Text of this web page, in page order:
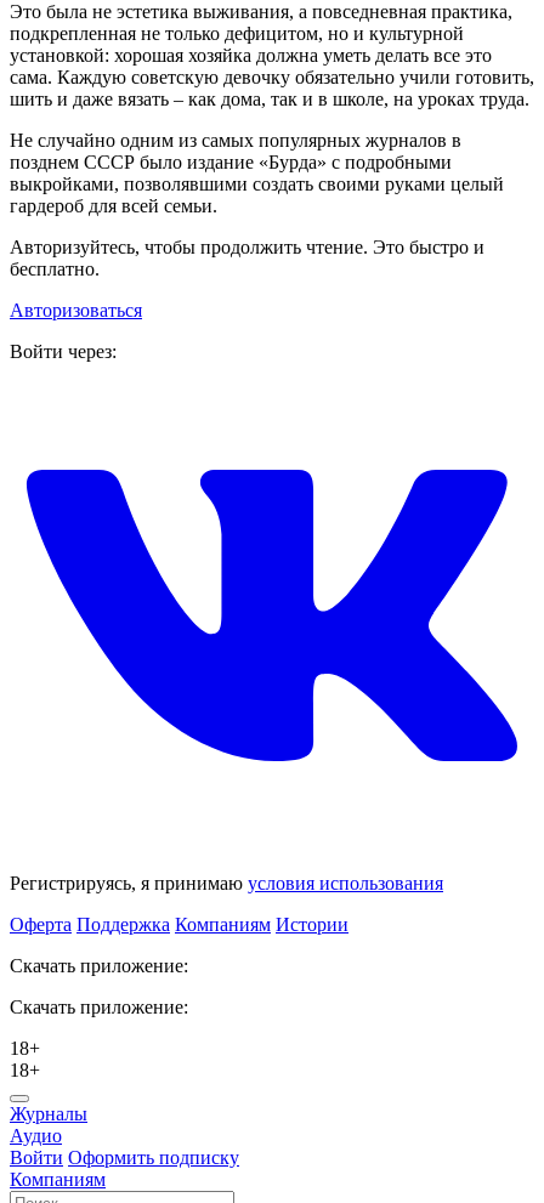
Это была не эстетика выживания, а повседневная практика,
подкрепленная не только дефицитом, но и культурной
установкой: хорошая хозяйка должна уметь делать все это
сама. Каждую советскую девочку обязательно учили готовить,
шить и даже вязать – как дома, так и в школе, на уроках труда.
Не случайно одним из самых популярных журналов в
позднем СССР было издание «Бурда» с подробными
выкройками, позволявшими создать своими руками целый
гардероб для всей семьи.
Авторизуйтесь, чтобы продолжить чтение. Это быстро и
бесплатно.
Авторизоваться
Войти через:
Регистрируясь, я принимаю условия использования
Оферта Поддержка Компаниям Истории
Скачать приложение:
Скачать приложение:
18+
18+
Журналы
Аудио
Войти Оформить подписку
Компаниям